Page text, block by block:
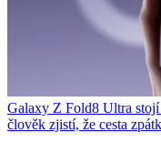
Galaxy Z Fold8 Ultra stojí
člověk zjistí, že cesta